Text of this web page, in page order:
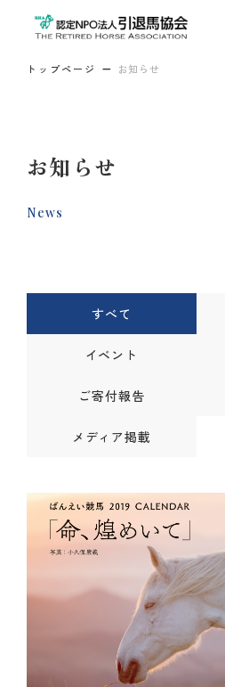
トップページ お知らせ
お知らせ
News
すべて
イベント
ご寄付報告
メディア掲載